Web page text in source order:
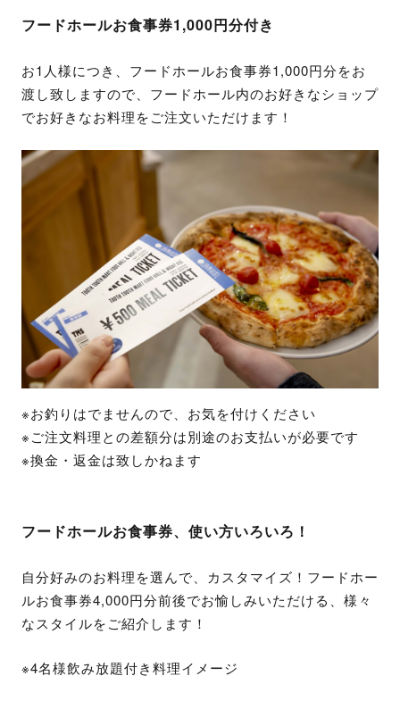
フードホールお食事券1,000円分付き
お1人様につき、フードホールお食事券1,000円分をお
渡し致しますので、フードホール内のお好きなショップ
でお好きなお料理をご注文いただけます！
※お釣りはでませんので、お気を付けください
※ご注文料理との差額分は別途のお支払いが必要です
※換金・返金は致しかねます
フードホールお食事券、使い方いろいろ！
自分好みのお料理を選んで、カスタマイズ！フードホー
ルお食事券4,000円分前後でお愉しみいただける、様々
なスタイルをご紹介します！
※4名様飲み放題付き料理イメージ